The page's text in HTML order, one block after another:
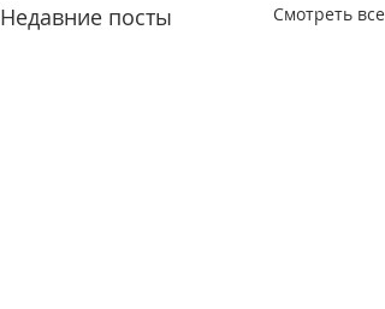
Недавние посты Смотреть все